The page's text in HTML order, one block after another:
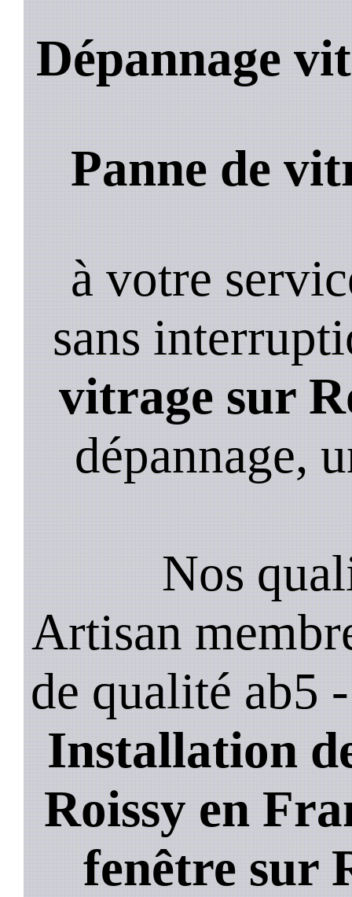
Dépannage
Panne de
à votre
sans
vitrage sur
dépannage,
Nos
Artisan
de qualité ab5
Installation
Roissy en
fenêtre sur